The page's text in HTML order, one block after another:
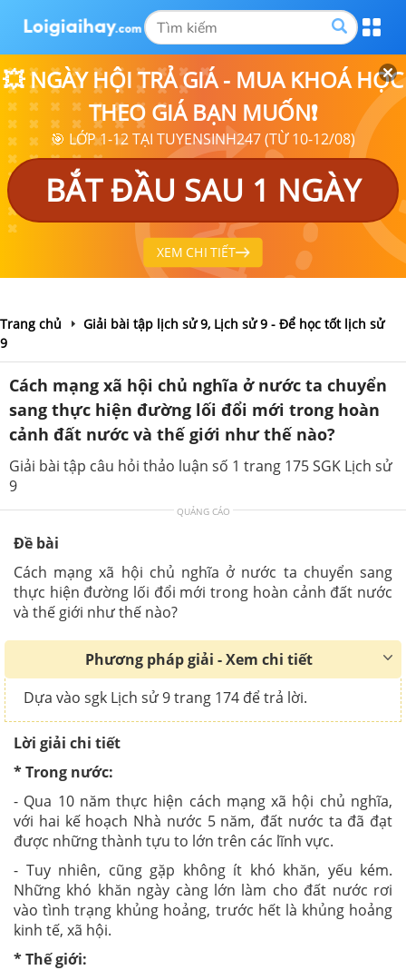
💥 NGÀY HỘI TRẢ GIÁ - MUA KHOÁ HỌC
THEO GIÁ BẠN MUỐN❗
🎯 LỚP 1-12 TẠI TUYENSINH247 (TỪ 10-12/08)
BẮT ĐẦU SAU 1 NGÀY
XEM CHI TIẾT
Trang chủ
Giải bài tập lịch sử 9, Lịch sử 9 - Để học tốt lịch sử
9
Cách mạng xã hội chủ nghĩa ở nước ta chuyển
sang thực hiện đường lối đổi mới trong hoàn
cảnh đất nước và thế giới như thế nào?
Giải bài tập câu hỏi thảo luận số 1 trang 175 SGK Lịch sử
9
QUẢNG CÁO
Đề bài
Cách mạng xã hội chủ nghĩa ở nước ta chuyển sang
thực hiện đường lối đổi mới trong hoàn cảnh đất nước
và thế giới như thế nào?
Phương pháp giải - Xem chi tiết
Dựa vào sgk Lịch sử 9 trang 174 để trả lời.
Lời giải chi tiết
* Trong nước:
- Qua 10 năm thực hiện cách mạng xã hội chủ nghĩa,
với hai kế hoạch Nhà nước 5 năm, đất nước ta đã đạt
được những thành tựu to lớn trên các lĩnh vực.
- Tuy nhiên, cũng gặp không ít khó khăn, yếu kém.
Những khó khăn ngày càng lớn làm cho đất nước rơi
vào tình trạng khủng hoảng, trước hết là khủng hoảng
kinh tế, xã hội.
* Thế giới: